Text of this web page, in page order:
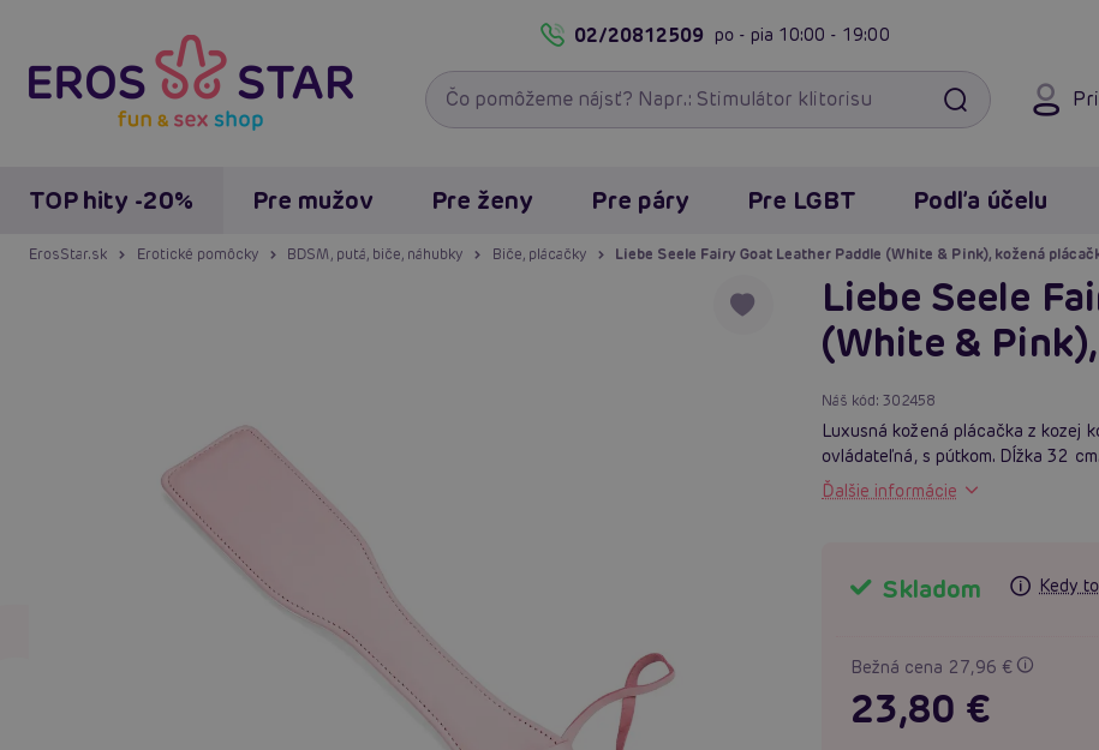
02/20812509 po - pia 10:00 - 19:00
TOP hity -20% Pre mužov Pre ženy Pre páry Pre LGBT Podľa účelu
ErosStar.sk Erotické pomôcky BDSM, putá, biče, náhubky Biče, plácačky Liebe Seele Fairy Goat Leather Paddle (White & Pink), kožená
Liebe Seele
(White &
Náš kód:302458
Luxusná kožená plácačka z kozej
ovládateľná, s pútkom. Dĺžka 32
Ďalšie informácie
Skladom Kedy
Bežná cena 27,96 €
23,80 €